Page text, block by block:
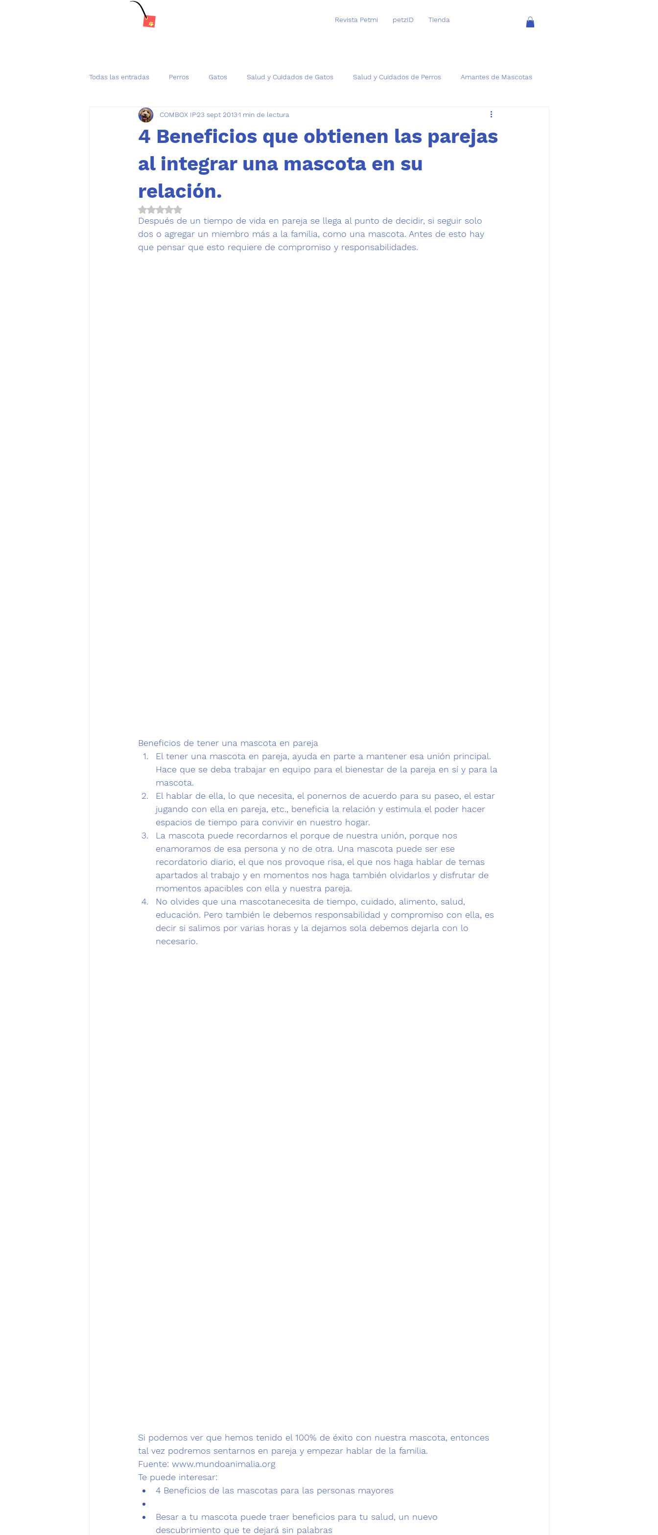
Revista Petmi petzID Tienda
Todas las entradas Perros Gatos Salud y Cuidados de Gatos Salud y Cuidados de Perros Amantes de Mascotas
Tenencia Responsable de mascotas
4 Beneficios que obtienen las parejas
al integrar una mascota en su
relación.
COMBOX IP23 sept 20131 min de lectura
Obtuvo NaN de 5 estrellas.
Después de un tiempo de vida en pareja se llega al punto de decidir, si seguir solo
dos o agregar un miembro más a la familia, como una mascota. Antes de esto hay
que pensar que esto requiere de compromiso y responsabilidades.
Beneficios de tener una mascota en pareja
El tener una mascota en pareja, ayuda en parte a mantener esa unión principal.
Hace que se deba trabajar en equipo para el bienestar de la pareja en sí y para la
mascota.
El hablar de ella, lo que necesita, el ponernos de acuerdo para su paseo, el estar
jugando con ella en pareja, etc., beneficia la relación y estimula el poder hacer
espacios de tiempo para convivir en nuestro hogar.
La mascota puede recordarnos el porque de nuestra unión, porque nos
enamoramos de esa persona y no de otra. Una mascota puede ser ese
recordatorio diario, el que nos provoque risa, el que nos haga hablar de temas
apartados al trabajo y en momentos nos haga también olvidarlos y disfrutar de
momentos apacibles con ella y nuestra pareja.
No olvides que una mascotanecesita de tiempo, cuidado, alimento, salud,
educación. Pero también le debemos responsabilidad y compromiso con ella, es
decir si salimos por varias horas y la dejamos sola debemos dejarla con lo
necesario.
Si podemos ver que hemos tenido el 100% de éxito con nuestra mascota, entonces
tal vez podremos sentarnos en pareja y empezar hablar de la familia.
Fuente: www.mundoanimalia.org
Te puede interesar:
4 Beneficios de las mascotas para las personas mayores
Besar a tu mascota puede traer beneficios para tu salud, un nuevo
descubrimiento que te dejará sin palabras